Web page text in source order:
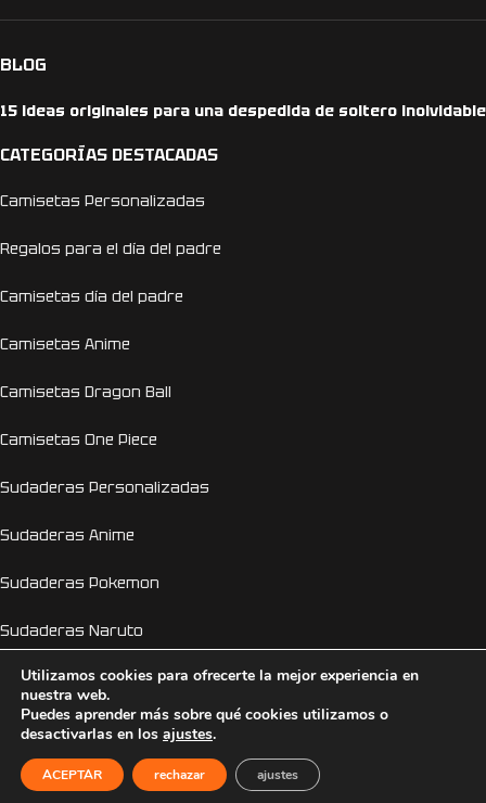
BLOG
15 ideas originales para una despedida de soltero inolvidable
CATEGORÍAS DESTACADAS
Camisetas Personalizadas
Regalos para el día del padre
Camisetas día del padre
Camisetas Anime
Camisetas Dragon Ball
Camisetas One Piece
Sudaderas Personalizadas
Sudaderas Anime
Sudaderas Pokemon
Sudaderas Naruto
Personalizador Online
Camisetas despedida de soltera y soltero
Utilizamos cookies para ofrecerte la mejor experiencia en
nuestra web.
Puedes aprender más sobre qué cookies utilizamos o
desactivarlas en los ajustes.
ACEPTAR rechazar ajustes